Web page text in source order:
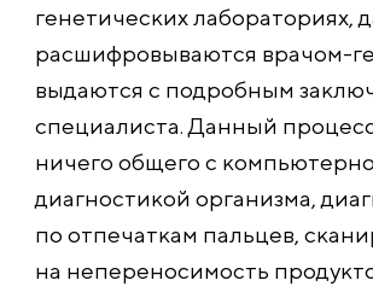
генетических лабораториях,
расшифровываются врачом-
выдаются с подробным
специалиста. Данный
ничего общего с
диагностикой организма,
по отпечаткам пальцев,
на непереносимость